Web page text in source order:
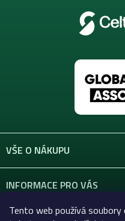
Tento web používá soubory
VŠE O NÁKUPU
INFORMACE PRO VÁS